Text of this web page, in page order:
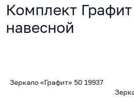
Комплект
навесной
Зеркало «Графит» 50 19937